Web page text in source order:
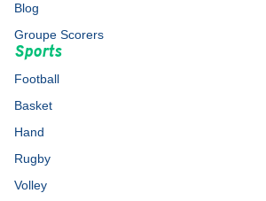
Blog
Groupe Scorers
Sports
Football
Basket
Hand
Rugby
Volley